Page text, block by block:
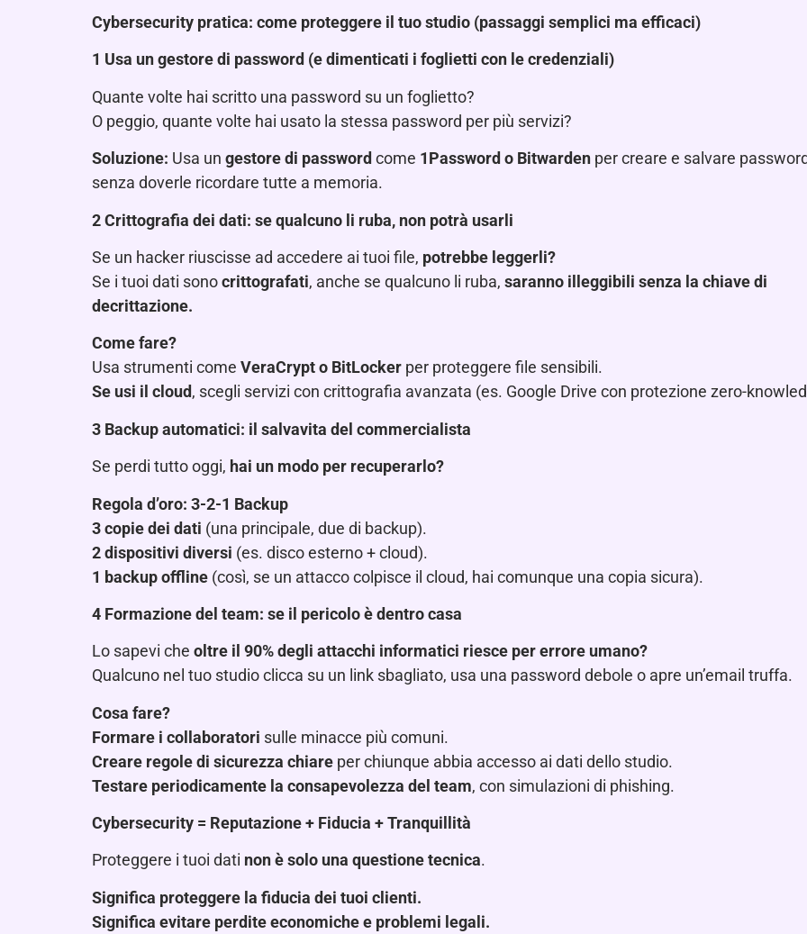
Cybersecurity pratica: come proteggere il tuo studio (passaggi semplici ma efficaci)
1️ Usa un gestore di password (e dimenticati i foglietti con le credenziali)
Quante volte hai scritto una password su un foglietto?
O peggio, quante volte hai usato la stessa password per più servizi?
Soluzione: Usa un gestore di password come 1Password o Bitwarden per creare e salvare
senza doverle ricordare tutte a memoria.
2️Crittografia dei dati: se qualcuno li ruba, non potrà usarli
Se un hacker riuscisse ad accedere ai tuoi file, potrebbe leggerli?
Se i tuoi dati sonocrittografati, anche se qualcuno li ruba, saranno illeggibili senza la chiave di
decrittazione.
Come fare?
Usa strumenti come VeraCrypt o BitLocker per proteggere file sensibili.
Se usi il cloud, scegli servizi con crittografia avanzata (es. Google Drive con protezione zero-
3️ Backup automatici: il salvavita del commercialista
Se perdi tutto oggi, hai un modo per recuperarlo?
Regola d’oro: 3-2-1 Backup
3 copie dei dati (una principale, due di backup).
2 dispositivi diversi (es. disco esterno + cloud).
1 backup offline (così, se un attacco colpisce il cloud, hai comunque una copia sicura).
4️ Formazione del team: se il pericolo è dentro casa
Lo sapevi che oltre il 90% degli attacchi informatici riesce per errore umano?
Qualcuno nel tuo studio clicca su un link sbagliato, usa una password debole o apre un’email truffa.
Cosa fare?
Formare i collaboratori sulle minacce più comuni.
Creare regole di sicurezza chiare per chiunque abbia accesso ai dati dello studio.
Testare periodicamente la consapevolezza del team, con simulazioni di phishing.
Cybersecurity = Reputazione + Fiducia + Tranquillità
Proteggere i tuoi dati non è solo una questione tecnica.
Significa proteggere la fiducia dei tuoi clienti.
Significa evitare perdite economiche e problemi legali.